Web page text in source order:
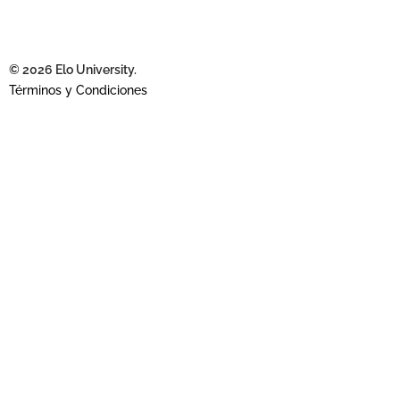
© 2026 Elo University.
Términos y Condiciones